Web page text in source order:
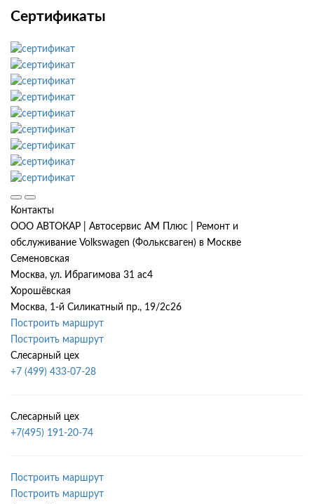
Сертификаты
Контакты
ООО АВТОКАР | Автосервис АМ Плюс | Ремонт и
обслуживание Volkswagen (Фольксваген) в Москве
Семеновская
Москва, ул. Ибрагимова 31 ас4
Хорошёвская
Москва, 1-й Силикатный пр., 19/2с26
Построить маршрут
Построить маршрут
Слесарный цех
+7 (499) 433-07-28
Слесарный цех
+7(495) 191-20-74
Построить маршрут
Построить маршрут